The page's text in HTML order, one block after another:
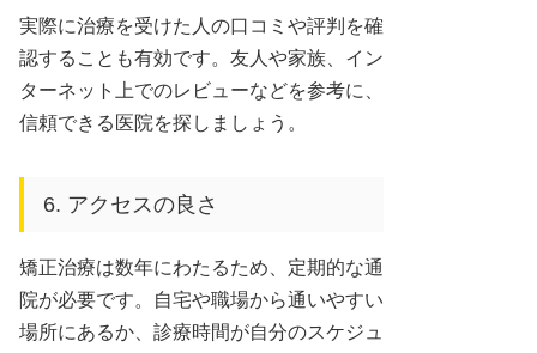
実際に治療を受けた人の口コミや評判を確
認することも有効です。友人や家族、イン
ターネット上でのレビューなどを参考に、
信頼できる医院を探しましょう。
6. アクセスの良さ
矯正治療は数年にわたるため、定期的な通
院が必要です。自宅や職場から通いやすい
場所にあるか、診療時間が自分のスケジュ